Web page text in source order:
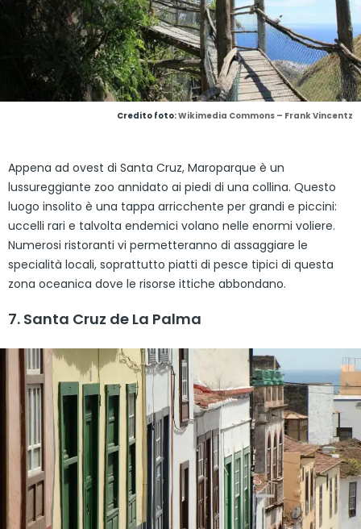
Credito foto:Wikimedia Commons – Frank Vincentz
Appena ad ovest di Santa Cruz, Maroparque è un
lussureggiante zoo annidato ai piedi di una collina. Questo
luogo insolito è una tappa arricchente per grandi e piccini:
uccelli rari e talvolta endemici volano nelle enormi voliere.
Numerosi ristoranti vi permetteranno di assaggiare le
specialità locali, soprattutto piatti di pesce tipici di questa
zona oceanica dove le risorse ittiche abbondano.
7. Santa Cruz de La Palma